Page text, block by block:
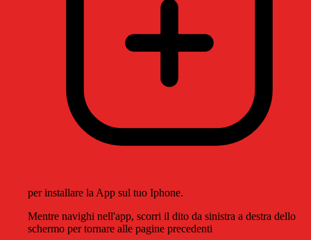
per installare la App sul tuo Iphone.
Mentre navighi nell'app, scorri il dito da sinistra a destra dello
schermo per tornare alle pagine precedenti